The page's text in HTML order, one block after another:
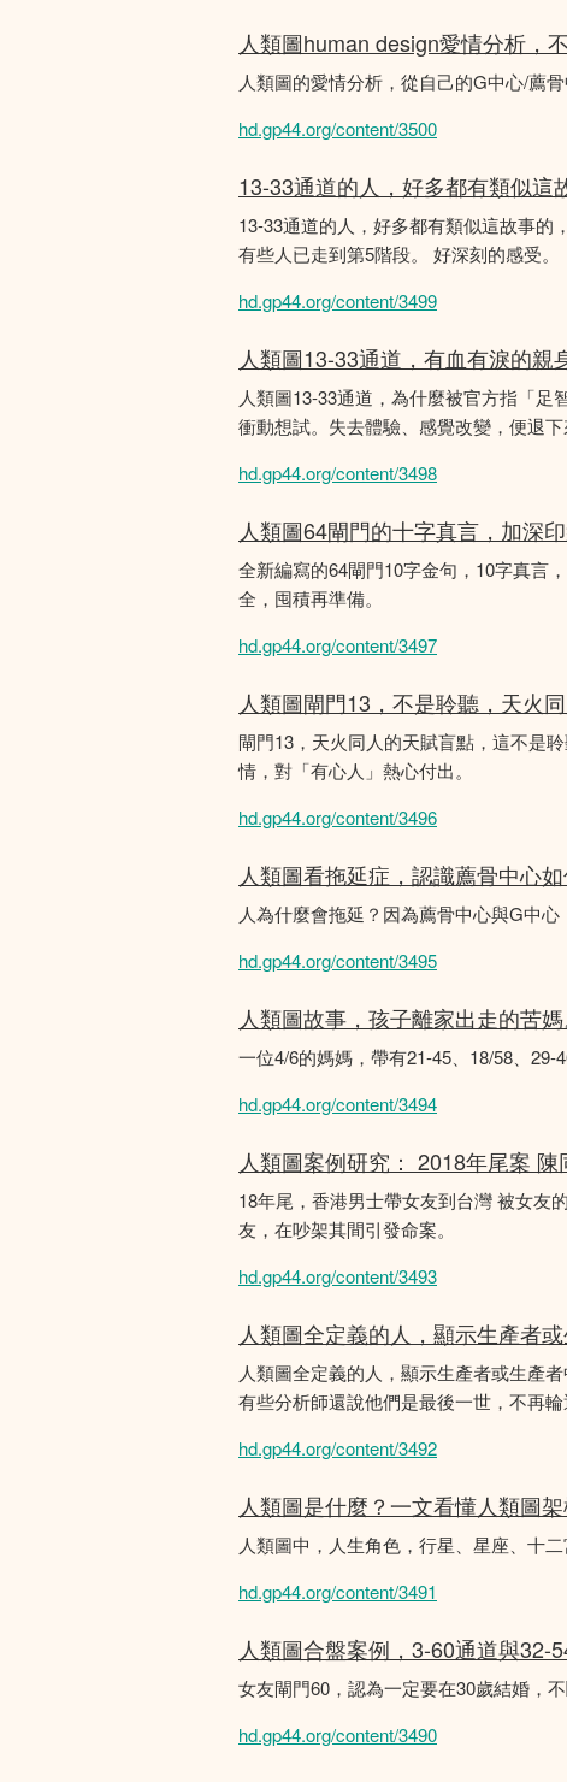
人類圖human design愛情分析，
人類圖的愛情分析，從自己的G中心/薦
hd.gp44.org/content/3500
13-33通道的人，好多都有類似這
13-33通道的人，好多都有類似這故事的
有些人已走到第5階段。 好深刻的感受。
hd.gp44.org/content/3499
人類圖13-33通道，有血有淚的親
人類圖13-33通道，為什麼被官方指「
衝動想試。失去體驗、感覺改變，便退下
hd.gp44.org/content/3498
人類圖64閘門的十字真言，加深
全新編寫的64閘門10字金句，10字真言
全，囤積再準備。
hd.gp44.org/content/3497
人類圖閘門13，不是聆聽，天火
閘門13，天火同人的天賦盲點，這不是
情，對「有心人」熱心付出。
hd.gp44.org/content/3496
人類圖看拖延症，認識薦骨中心
人為什麼會拖延？因為薦骨中心與G中
hd.gp44.org/content/3495
人類圖故事，孩子離家出走的苦媽
一位4/6的媽媽，帶有21-45、18/58、29-
hd.gp44.org/content/3494
人類圖案例研究： 2018年尾案 陳
18年尾，香港男士帶女友到台灣 被女友
友，在吵架其間引發命案。
hd.gp44.org/content/3493
人類圖全定義的人，顯示生產者
人類圖全定義的人，顯示生產者或生產
有些分析師還說他們是最後一世，不再
hd.gp44.org/content/3492
人類圖是什麼？一文看懂人類圖
人類圖中，人生角色，行星、星座、十
hd.gp44.org/content/3491
人類圖合盤案例，3-60通道與32-
女友閘門60，認為一定要在30歲結婚，
hd.gp44.org/content/3490